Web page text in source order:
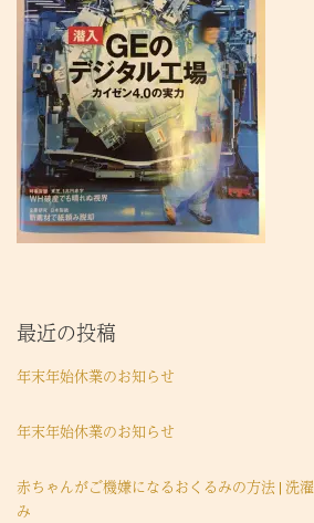
最近の投稿
年末年始休業のお知らせ
年末年始休業のお知らせ
赤ちゃんがご機嫌になるおくるみの方法 | 洗
み